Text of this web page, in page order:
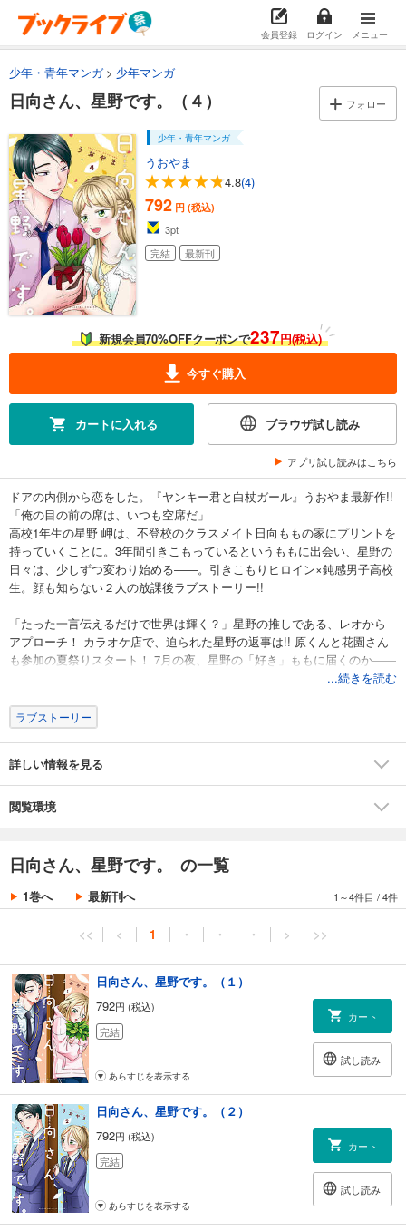
会員登録 ログイン メニュー
少年・青年マンガ 少年マンガ
日向さん、星野です。（４） フォロー
少年・青年マンガ
うおやま
4.8(4)
792 円 (税込)
3pt
完結
最新刊
新規会員70%OFFクーポンで237円(税込)
今すぐ購入
カートに入れる ブラウザ試し読み
アプリ試し読みはこちら
ドアの内側から恋をした。『ヤンキー君と白杖ガール』うおやま最新作!!
「俺の目の前の席は、いつも空席だ」
高校1年生の星野 岬は、不登校のクラスメイト日向ももの家にプリントを
持っていくことに。3年間引きこもっているというももに出会い、星野の
日々は、少しずつ変わり始める――。引きこもりヒロイン×鈍感男子高校
生。顔も知らない２人の放課後ラブストーリー!!
「たった一言伝えるだけで世界は輝く？」星野の推しである、レオから
アプローチ！ カラオケ店で、迫られた星野の返事は!! 原くんと花園さん
も参加の夏祭りスタート！ 7月の夜、星野の「好き」ももに届くのか――
...続きを読む
ラブストーリー
詳しい情報を見る
閲覧環境
日向さん、星野です。 の一覧
1巻へ 最新刊へ 1～4件目 /4件
<< < 1 ・ ・ ・ > >>
日向さん、星野です。（１）
792円 (税込)
完結
カート
試し読み
あらすじを表示する
日向さん、星野です。（２）
792円 (税込)
完結
カート
試し読み
あらすじを表示する